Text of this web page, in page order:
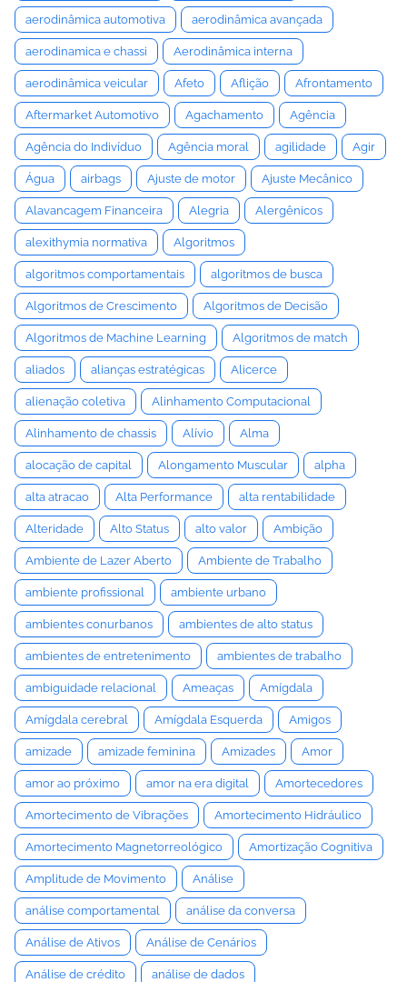
aerodinâmica automotiva aerodinâmica avançada
aerodinamica e chassi Aerodinâmica interna
aerodinâmica veicular Afeto Aflição Afrontamento
Aftermarket Automotivo Agachamento Agência
Agência do Indivíduo Agência moral agilidade Agir
Água airbags Ajuste de motor Ajuste Mecânico
Alavancagem Financeira Alegria Alergênicos
alexithymia normativa Algoritmos
algoritmos comportamentais algoritmos de busca
Algoritmos de Crescimento Algoritmos de Decisão
Algoritmos de Machine Learning Algoritmos de match
aliados alianças estratégicas Alicerce
alienação coletiva Alinhamento Computacional
Alinhamento de chassis Alívio Alma
alocação de capital Alongamento Muscular alpha
alta atracao Alta Performance alta rentabilidade
Alteridade Alto Status alto valor Ambição
Ambiente de Lazer Aberto Ambiente de Trabalho
ambiente profissional ambiente urbano
ambientes conurbanos ambientes de alto status
ambientes de entretenimento ambientes de trabalho
ambiguidade relacional Ameaças Amígdala
Amígdala cerebral Amígdala Esquerda Amigos
amizade amizade feminina Amizades Amor
amor ao próximo amor na era digital Amortecedores
Amortecimento de Vibrações Amortecimento Hidráulico
Amortecimento Magnetorreológico Amortização Cognitiva
Amplitude de Movimento Análise
análise comportamental análise da conversa
Análise de Ativos Análise de Cenários
Análise de crédito análise de dados